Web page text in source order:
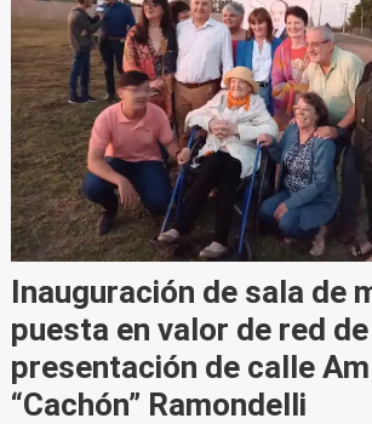
Inauguración de sala de
puesta en valor de red
presentación de calle
“Cachón” Ramondelli